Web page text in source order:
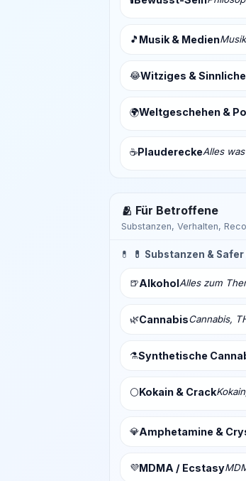
🎵 Musik & Medien
😂Witziges &
🌍Weltgeschehen &
☕PlaudereckeAlles
🫂 Für Betroffene
Substanzen, Verhalten,
💊 💊 Substanzen & Safer
🍺AlkoholAlles zum
🌿CannabisCannabis,
⚗️Synthetische
⚪Kokain & Crack
💎Amphetamine &
💜MDMA / Ecstasy